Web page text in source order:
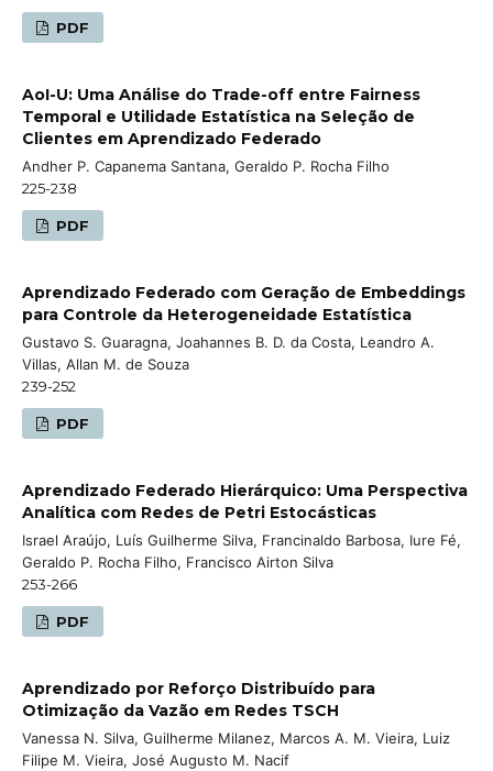
PDF
AoI-U: Uma Análise do Trade-off entre Fairness
Temporal e Utilidade Estatística na Seleção de
Clientes em Aprendizado Federado
Andher P. Capanema Santana, Geraldo P. Rocha Filho
225-238
PDF
Aprendizado Federado com Geração de Embeddings
para Controle da Heterogeneidade Estatística
Gustavo S. Guaragna, Joahannes B. D. da Costa, Leandro A.
Villas, Allan M. de Souza
239-252
PDF
Aprendizado Federado Hierárquico: Uma Perspectiva
Analítica com Redes de Petri Estocásticas
Israel Araújo, Luís Guilherme Silva, Francinaldo Barbosa, Iure Fé,
Geraldo P. Rocha Filho, Francisco Airton Silva
253-266
PDF
Aprendizado por Reforço Distribuído para
Otimização da Vazão em Redes TSCH
Vanessa N. Silva, Guilherme Milanez, Marcos A. M. Vieira, Luiz
Filipe M. Vieira, José Augusto M. Nacif